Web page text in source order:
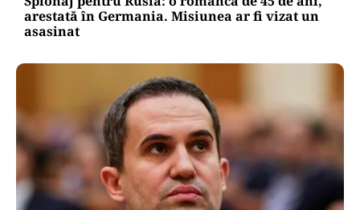
arestată în Germania. Misiunea ar fi vizat un
asasinat